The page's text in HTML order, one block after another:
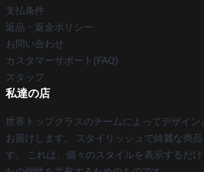
支払条件
返品・返金ポリシー
お問い合わせ
カスタマーサポート(FAQ)
スタッフ
私達の店
世界トップクラスのチームによってデザイン
お届けします。 スタイリッシュで綺麗な商
す。 これは、個々のスタイルを表示するだ